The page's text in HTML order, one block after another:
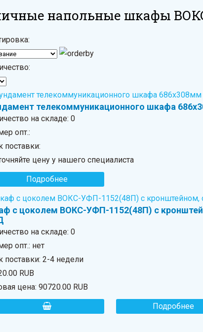
напольные шкафы
телекоммуникационного шкафа
на складе: 0
опт.:
поставки:
цену у нашего специалиста
Подробнее
с цоколем ВОКС-УФП-1152(48П) с
на складе: 0
опт.: нет
поставки: 2-4 недели
RUB
цена: 90720.00 RUB
Подробнее